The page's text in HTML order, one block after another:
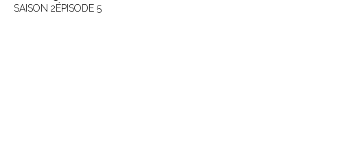
SAISON 2ÉPISODE 5